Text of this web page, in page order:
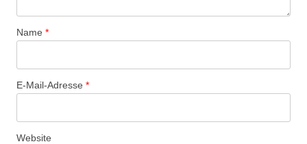
Name *
E-Mail-Adresse *
Website